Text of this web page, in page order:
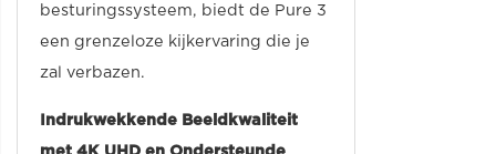
besturingssysteem, biedt de Pure 3
een grenzeloze kijkervaring die je
zal verbazen.
Indrukwekkende Beeldkwaliteit